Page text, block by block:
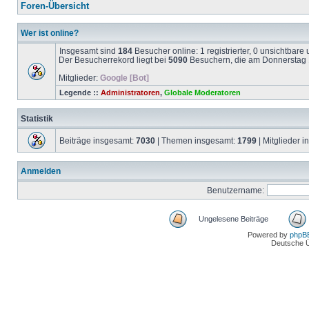
Foren-Übersicht
Wer ist online?
Insgesamt sind 184 Besucher online: 1 registrierter, 0
Der Besucherrekord liegt bei 5090 Besuchern, die am
Mitglieder: Google [Bot]
Legende :: Administratoren, Globale Moderatoren
Statistik
Beiträge insgesamt: 7030 | Themen insgesamt: 1799 | Mitglieder
Anmelden
Benutzername:
Ungelesene Beiträge
Powered by
Deutsche